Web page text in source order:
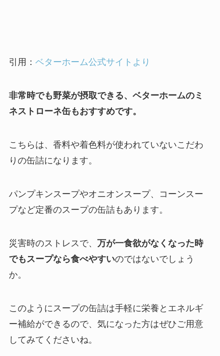
引用： ベターホーム公式サイトより
非常時でも野菜が摂取できる、ベターホームのミ
ネストローネ缶もおすすめです。
こちらは、香料や着色料が使われていないこだわ
りの缶詰になります。
パンプキンスープやオニオンスープ、コーンスー
プなど定番のスープの缶詰もあります。
災害時のストレスで、 万が一食欲がなくなった時
でもスープなら食べやすいのではないでしょう
か。
このようにスープの缶詰は手軽に栄養とエネルギ
ー補給ができるので、気になった方はぜひご用意
してみてくださいね。